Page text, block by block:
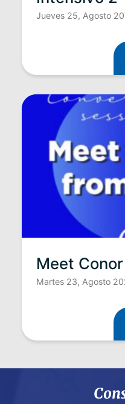
Jueves 25, Agosto
Meet
Martes 23, Agosto